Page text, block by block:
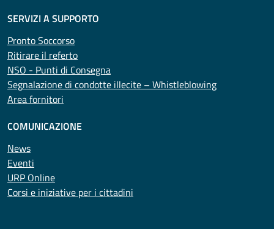
SERVIZI A SUPPORTO
Pronto Soccorso
Ritirare il referto
NSO - Punti di Consegna
Segnalazione di condotte illecite – Whistleblowing
Area fornitori
COMUNICAZIONE
News
Eventi
URP Online
Corsi e iniziative per i cittadini